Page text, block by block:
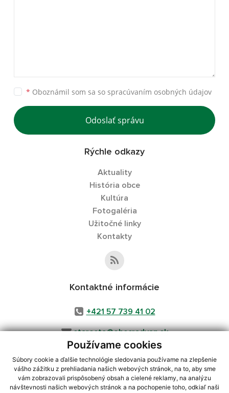
Používame cookies
Súbory cookie a ďalšie technológie sledovania používame na zlepšenie
vášho zážitku z prehliadania našich webových stránok, na to, aby sme
vám zobrazovali prispôsobený obsah a cielené reklamy, na analýzu
návštevnosti našich webových stránok a na pochopenie toho, odkiaľ naši
* Oboznámil som sa so spracúvaním osobných údajov
Odoslať správu
Rýchle odkazy
Aktuality
História obce
Kultúra
Fotogaléria
Užitočné linky
Kontakty
Kontaktné informácie
+421 57 739 41 02
starosta@obecradvan.sk
využite možnosť získavania aktuálnych informácií s využitím RSS
CMS systém (redakčný) systém ECHELON 2,Mapa stránok,web portál